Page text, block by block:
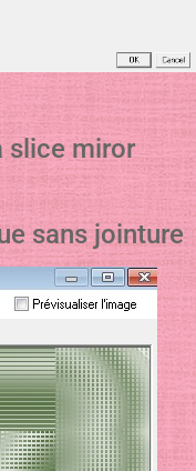
slice miror
sans jointure